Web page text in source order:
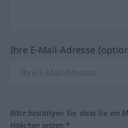
Ihre E-Mail-Adresse
Bitte bestätigen Sie, dass Sie ein
Häkchen setzen.*